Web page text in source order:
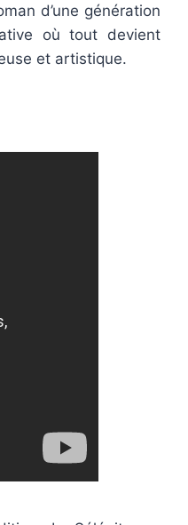
d’une génération
où tout devient
et artistique.